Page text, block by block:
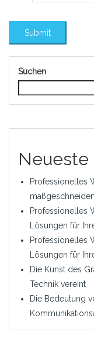
Suchen
Neueste
Professionelles
Professionelles
Lösungen für
Professionelles
Lösungen für
Die Kunst des
Technik vereint
Die Bedeutung